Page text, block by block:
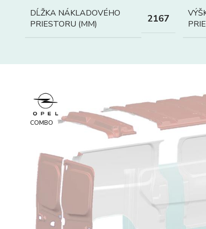
DĹŽKA NÁKLADOVÉHO
PRIESTORU (MM)
2167
COMBO